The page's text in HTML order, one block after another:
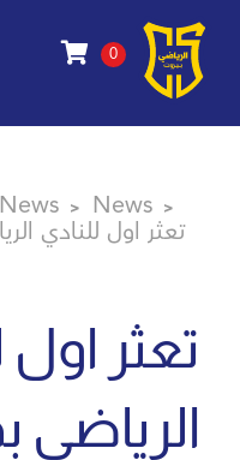
0
News > News >
تعثر اول للنادي
تعثر اول